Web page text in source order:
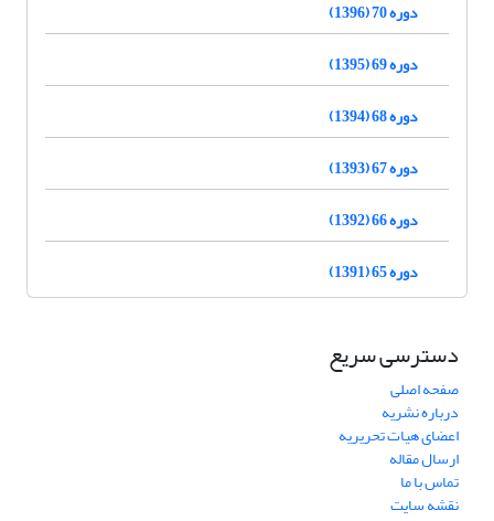
دوره 70 (1396)
دوره 69 (1395)
دوره 68 (1394)
دوره 67 (1393)
دوره 66 (1392)
دوره 65 (1391)
دسترسی سریع
صفحه اصلی
درباره نشریه
اعضای هیات تحریریه
ارسال مقاله
تماس با ما
نقشه سایت